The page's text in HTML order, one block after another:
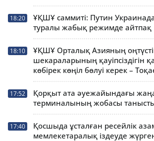
18:20
ҰҚШҰ саммиті: Путин
туралы жабық режимде айтпақ
18:10
ҰҚШҰ Орталық Азияның
шекараларының қауіпсіздігін
көбірек көңіл бөлуі керек –
17:52
Қорқыт ата әуежайындағы
терминалының жобасы
17:40
Қосшыда ұсталған ресейлік
мемлекетаралық іздеуде